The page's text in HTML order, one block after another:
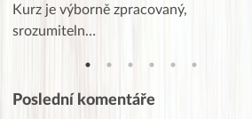
Kurz je výborně zpracovaný,
srozumiteln…
Poslední komentáře